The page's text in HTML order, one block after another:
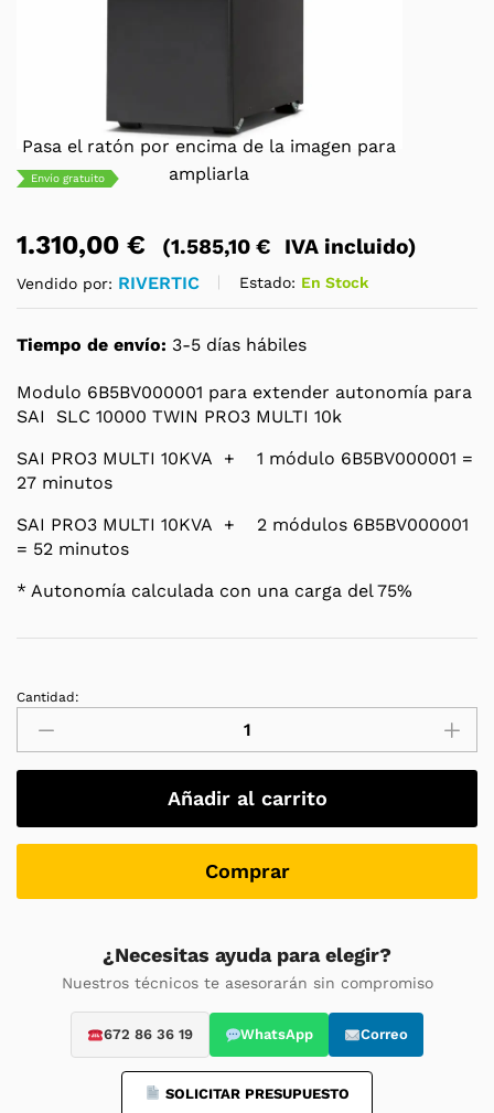
Envío gratuito
Pasa el ratón por encima de la imagen para
ampliarla
1.310,00 € (1.585,10 € IVA incluido)
Vendido por: RIVERTIC Estado: En Stock
Tiempo de envío: 3-5 días hábiles
Modulo 6B5BV000001 para extender autonomía para
SAI SLC 10000 TWIN PRO3 MULTI 10k
SAI PRO3 MULTI 10KVA + 1 módulo 6B5BV000001 =
27 minutos
SAI PRO3 MULTI 10KVA + 2 módulos 6B5BV000001
= 52 minutos
* Autonomía calculada con una carga del 75%
Módulo
extensión
(EBM)
SAI
Cantidad:
Añadir al carrito
Comprar
¿Necesitas ayuda para elegir?
Nuestros técnicos te asesorarán sin compromiso
672 86 36 19 WhatsApp Correo
SOLICITAR PRESUPUESTO